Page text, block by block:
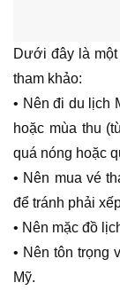
Dưới đây là
tham khảo:
• Nên đi du lịch
hoặc mùa thu
quá nóng hoặc
• Nên mua vé
để tránh phải
• Nên mặc đồ
• Nên tôn trọng
Mỹ.